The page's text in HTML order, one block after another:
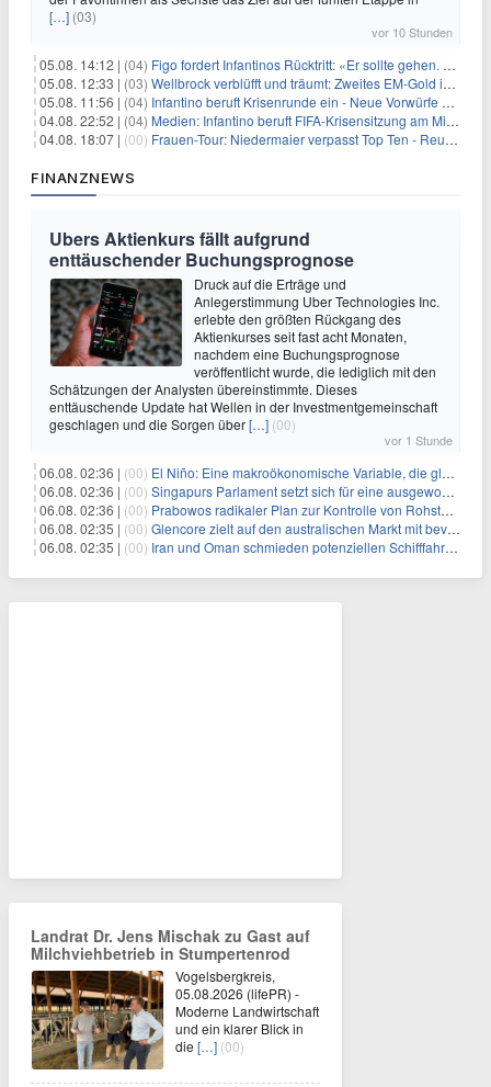
[…] (03)
vor 10 Stunden
05.08. 14:12 | (04) Figo fordert Infantinos Rücktritt: «Er sollte gehen. Jetzt»
05.08. 12:33 | (03) Wellbrock verblüfft und träumt: Zweites EM-Gold in Paris
05.08. 11:56 | (04) Infantino beruft Krisenrunde ein - Neue Vorwürfe gegen FIFA
04.08. 22:52 | (04) Medien: Infantino beruft FIFA-Krisensitzung am Mittwoch ein
04.08. 18:07 | (00) Frauen-Tour: Niedermaier verpasst Top Ten - Reusser siegt
FINANZNEWS
Ubers Aktienkurs fällt aufgrund
enttäuschender Buchungsprognose
Druck auf die Erträge und
Anlegerstimmung Uber Technologies Inc.
erlebte den größten Rückgang des
Aktienkurses seit fast acht Monaten,
nachdem eine Buchungsprognose
veröffentlicht wurde, die lediglich mit den
Schätzungen der Analysten übereinstimmte. Dieses
enttäuschende Update hat Wellen in der Investmentgemeinschaft
geschlagen und die Sorgen über[…] (00)
vor 1 Stunde
06.08. 02:36 | (00) El Niño: Eine makroökonomische Variable, die globale Wirtschaftslandschaften umgestaltet
06.08. 02:36 | (00) Singapurs Parlament setzt sich für eine ausgewogene wirtschaftliche Zukunft ein
06.08. 02:36 | (00) Prabowos radikaler Plan zur Kontrolle von Rohstoffexporten steht vor konkurrierenden Visionen
06.08. 02:35 | (00) Glencore zielt auf den australischen Markt mit bevorstehendem Sekundärlisting
06.08. 02:35 | (00) Iran und Oman schmieden potenziellen Schifffahrtsvertrag im Hormuskanal
Landrat Dr. Jens Mischak zu Gast auf
Milchviehbetrieb in Stumpertenrod
Vogelsbergkreis,
05.08.2026 (lifePR) -
Moderne Landwirtschaft
und ein klarer Blick in
die […] (00)